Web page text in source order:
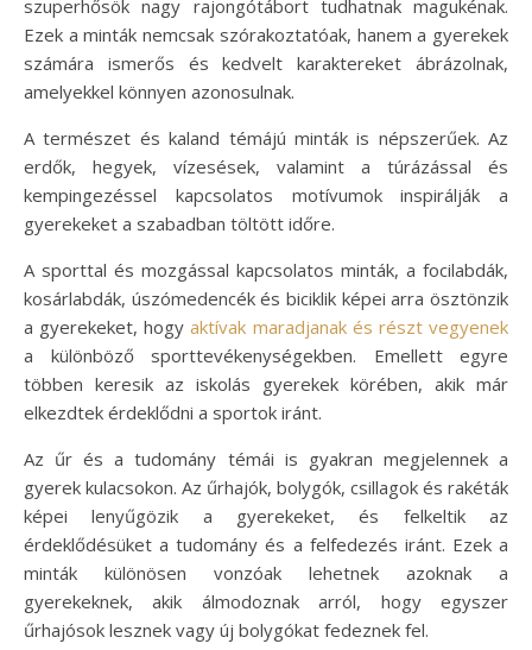
szuperhősök nagy rajongótábort tudhatnak magukénak.
Ezek a minták nemcsak szórakoztatóak, hanem a gyerekek
számára ismerős és kedvelt karaktereket ábrázolnak,
amelyekkel könnyen azonosulnak.
A természet és kaland témájú minták is népszerűek. Az
erdők, hegyek, vízesések, valamint a túrázással és
kempingezéssel kapcsolatos motívumok inspirálják a
gyerekeket a szabadban töltött időre.
A sporttal és mozgással kapcsolatos minták, a focilabdák,
kosárlabdák, úszómedencék és biciklik képei arra ösztönzik
a gyerekeket, hogyaktívak maradjanak és részt vegyenek
a különböző sporttevékenységekben. Emellett egyre
többen keresik az iskolás gyerekek körében, akik már
elkezdtek érdeklődni a sportok iránt.
Az űr és a tudomány témái is gyakran megjelennek a
gyerek kulacsokon. Az űrhajók, bolygók, csillagok és rakéták
képei lenyűgözik a gyerekeket, és felkeltik az
érdeklődésüket a tudomány és a felfedezés iránt. Ezek a
minták különösen vonzóak lehetnek azoknak a
gyerekeknek, akik álmodoznak arról, hogy egyszer
űrhajósok lesznek vagy új bolygókat fedeznek fel.